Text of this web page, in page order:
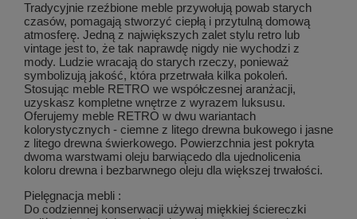
Tradycyjnie rzeźbione meble przywołują powab starych
czasów, pomagają stworzyć ciepłą i przytulną domową
atmosferę. Jedną z największych zalet stylu retro lub
vintage jest to, że tak naprawdę nigdy nie wychodzi z
mody. Ludzie wracają do starych rzeczy, ponieważ
symbolizują jakość, która przetrwała kilka pokoleń.
Stosując meble RETRO we współczesnej aranżacji,
uzyskasz kompletne wnętrze z wyrazem luksusu.
Oferujemy meble RETRO w dwu wariantach
kolorystycznych - ciemne z litego drewna bukowego i jasne
z litego drewna świerkowego. Powierzchnia jest pokryta
dwoma warstwami oleju barwiącedo dla ujednolicenia
koloru drewna i bezbarwnego oleju dla większej trwałości.
Pielęgnacja mebli :
Do codziennej konserwacji używaj miękkiej ściereczki